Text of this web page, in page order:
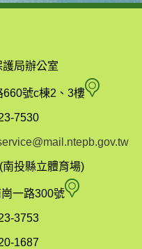
局辦公室
號c棟2、3樓 南
縣
7530
投縣立體育場)
一路300號 空
3753
1687